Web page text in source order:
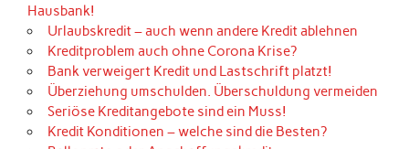
Hausbank!
Urlaubskredit – auch wenn andere Kredit ablehnen
Kreditproblem auch ohne Corona Krise?
Bank verweigert Kredit und Lastschrift platzt!
Überziehung umschulden. Überschuldung vermeiden
Seriöse Kreditangebote sind ein Muss!
Kredit Konditionen – welche sind die Besten?